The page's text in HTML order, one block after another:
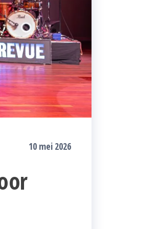
10 mei 2026